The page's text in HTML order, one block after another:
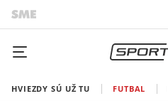
HVIEZDY SÚ UŽ TU FUTBAL